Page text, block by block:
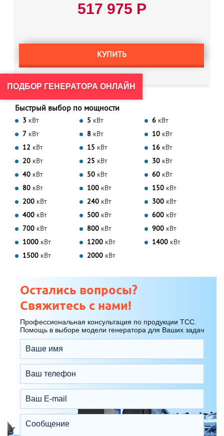
517 975 Р
КУПИТЬ
Быстрый выбор по мощности
3 кВт 5 кВт 6 кВт
7 кВт 8 кВт 10 кВт
12 кВт 15 кВт 16 кВт
20 кВт 25 кВт 30 кВт
40 кВт 50 кВт 60 кВт
80 кВт 100 кВт 150 кВт
200 кВт 240 кВт 300 кВт
400 кВт 500 кВт 600 кВт
700 кВт 800 кВт 900 кВт
1000 кВт 1200 кВт 1400 кВт
1500 кВт 2000 кВт
Остались вопросы?
Свяжитесь с нами!
Профессиональная консультация по продукции ТСС.
Помощь в выборе модели генератора для Ваших задач
ПОДБОР ГЕНЕРАТОРА ОНЛАЙН